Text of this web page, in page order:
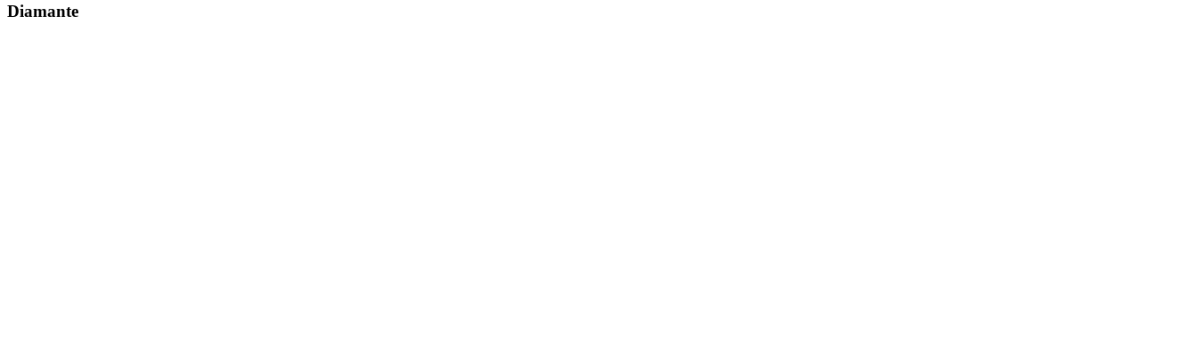
Diamante